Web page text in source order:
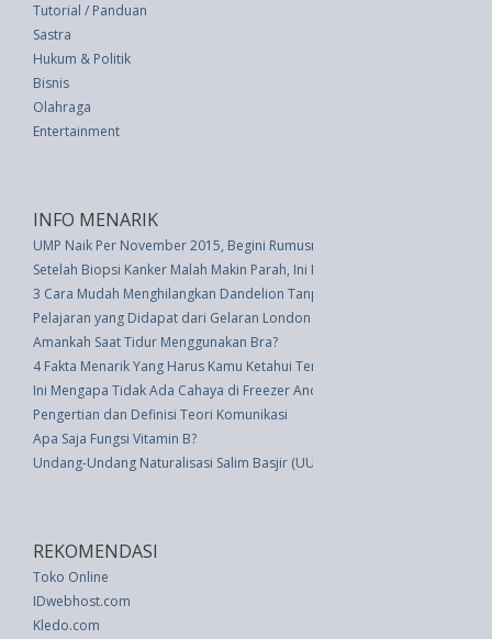
Tutorial / Panduan
Sastra
Hukum & Politik
Bisnis
Olahraga
Entertainment
INFO MENARIK
UMP Naik Per November 2015, Begini Rumusnya
Setelah Biopsi Kanker Malah Makin Parah, Ini Fakta Penjelasannya
3 Cara Mudah Menghilangkan Dandelion Tanpa Bahan Kimia
Pelajaran yang Didapat dari Gelaran London Fashion Week
Amankah Saat Tidur Menggunakan Bra?
4 Fakta Menarik Yang Harus Kamu Ketahui Tentang Northern Light
Ini Mengapa Tidak Ada Cahaya di Freezer Anda?
Pengertian dan Definisi Teori Komunikasi
Apa Saja Fungsi Vitamin B?
Undang-Undang Naturalisasi Salim Basjir (UU 5 thn 1947)
REKOMENDASI
Toko Online
IDwebhost.com
Kledo.com